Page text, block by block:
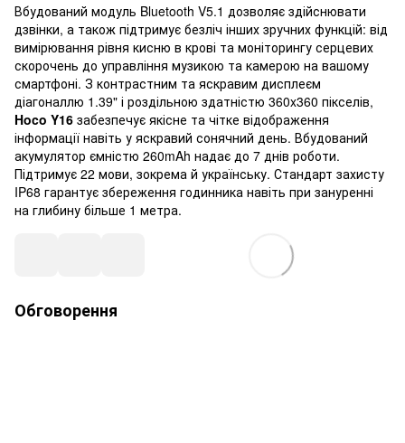
Вбудований модуль Bluetooth V5.1 дозволяє здійснювати
дзвінки, а також підтримує безліч інших зручних функцій: від
вимірювання рівня кисню в крові та моніторингу серцевих
скорочень до управління музикою та камерою на вашому
смартфоні. З контрастним та яскравим дисплеєм
діагоналлю 1.39" і роздільною здатністю 360x360 пікселів,
Hoco Y16 забезпечує якісне та чітке відображення
інформації навіть у яскравий сонячний день. Вбудований
акумулятор ємністю 260mAh надає до 7 днів роботи.
Підтримує 22 мови, зокрема й українську. Стандарт захисту
IP68 гарантує збереження годинника навіть при зануренні
на глибину більше 1 метра.
Обговорення